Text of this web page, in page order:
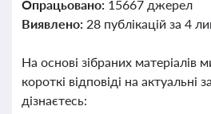
Опрацьовано: 15667 джерел
Виявлено: 28 публікацій за 4
На основі зібраних матеріалів
короткі відповіді на актуальні
дізнаєтесь: